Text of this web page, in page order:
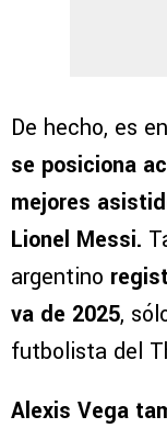
De hecho, es
se posiciona
mejores
Lionel Messi.
argentino
va de 2025,
futbolista del
Alexis Vega